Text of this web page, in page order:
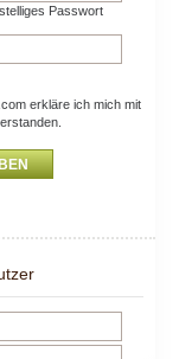
Passwort
erkläre ich mich mit